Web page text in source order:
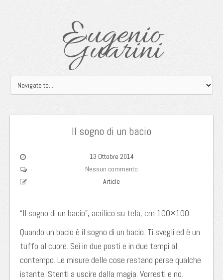
Eugenio
Guarini
Il sogno di un bacio
13 Ottobre 2014
Nessun commento
Article
“Il sogno di un bacio”, acrilico su tela, cm 100×100
Quando un bacio è il sogno di un bacio. Ti svegli ed è un
tuffo al cuore. Sei in due posti e in due tempi al
contempo. Le misure delle cose restano perse qualche
istante. Stenti a uscire dalla magia. Vorresti e no.